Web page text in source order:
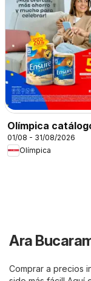
Olímpica
01/08 - 31/08/2026
Olímpica
Ara
Comprar a precios